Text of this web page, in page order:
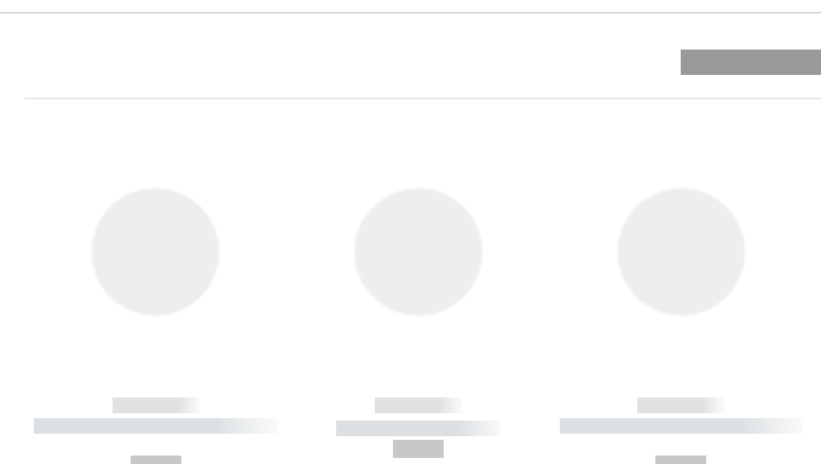
------------
----------- ----------- ----------
------------
----------- -----------
------------
----------- ----------- ----------